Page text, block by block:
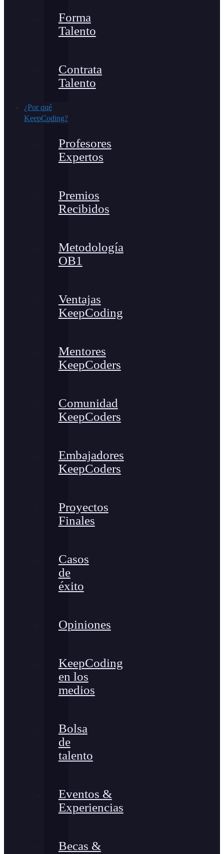
Forma
Talento
Contrata
Talento
¿Por qué
KeepCoding?
Profesores
Expertos
Premios
Recibidos
Metodología
OB1
Ventajas
KeepCoding
Mentores
KeepCoders
Comunidad
KeepCoders
Embajadores
KeepCoders
Proyectos
Finales
Casos
de
éxito
Opiniones
KeepCoding
en los
medios
Bolsa
de
talento
Eventos &
Experiencias
Becas &